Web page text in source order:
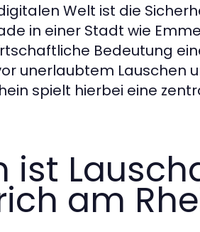
Welt ist die
in einer Stadt wie
Bedeutung
unerlaubtem Lauschen
spielt hierbei eine
ist
am